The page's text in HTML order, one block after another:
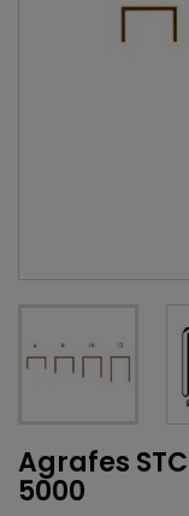
Agrafes
5000